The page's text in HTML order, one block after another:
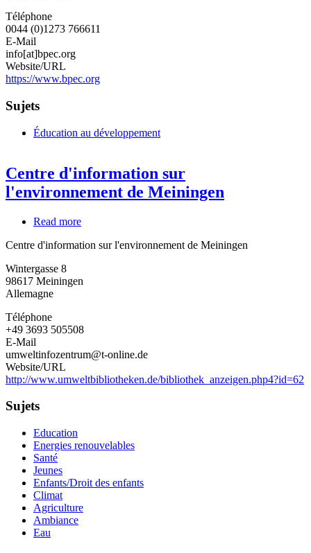
Téléphone
0044 (0)1273 766611
E-Mail
info[at]bpec.org
Website/URL
https://www.bpec.org
Sujets
Éducation au développement
Centre d'information sur
l'environnement de Meiningen
Read more
d'information
de
Centre d'information sur l'environnement de Meiningen
Wintergasse 8
98617 Meiningen
Allemagne
Téléphone
+49 3693 505508
E-Mail
umweltinfozentrum@t-online.de
Website/URL
http://www.umweltbibliotheken.de/bibliothek_anzeigen.php4?id=62
Sujets
Education
Energies renouvelables
Santé
Jeunes
Enfants/Droit des enfants
Climat
Agriculture
Ambiance
Eau